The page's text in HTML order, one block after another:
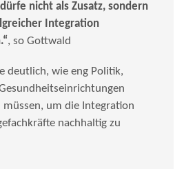
nicht als Zusatz, sondern
Integration
, so Gottwald
deutlich, wie eng Politik,
um die Integration
nachhaltig zu